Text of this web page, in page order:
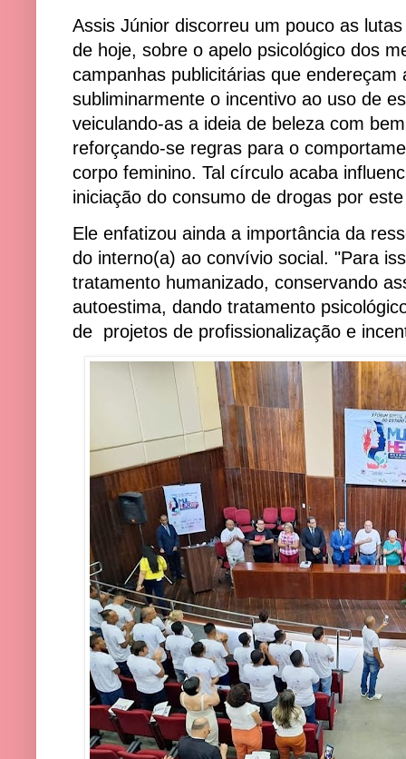
Assis Júnior discorreu um pouco as
de hoje, sobre o apelo psicológico dos
campanhas publicitárias que
subliminarmente o incentivo ao uso de
veiculando-as a ideia de beleza com
reforçando-se regras para o
corpo feminino. Tal círculo acaba
iniciação do consumo de drogas por
Ele enfatizou ainda a importância da
do interno(a) ao convívio social. "Para
tratamento humanizado, conservando
autoestima, dando tratamento
de projetos de profissionalização e